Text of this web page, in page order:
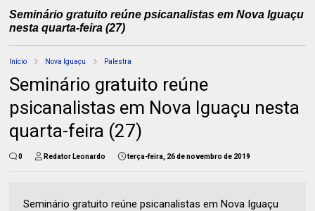
Seminário gratuito reúne psicanalistas em Nova Iguaçu
nesta quarta-feira (27)
Início Nova Iguaçu Palestra
Seminário gratuito reúne
psicanalistas em Nova Iguaçu nesta
quarta-feira (27)
0 Redator Leonardo terça-feira, 26 de novembro de 2019
Seminário gratuito reúne psicanalistas em Nova Iguaçu